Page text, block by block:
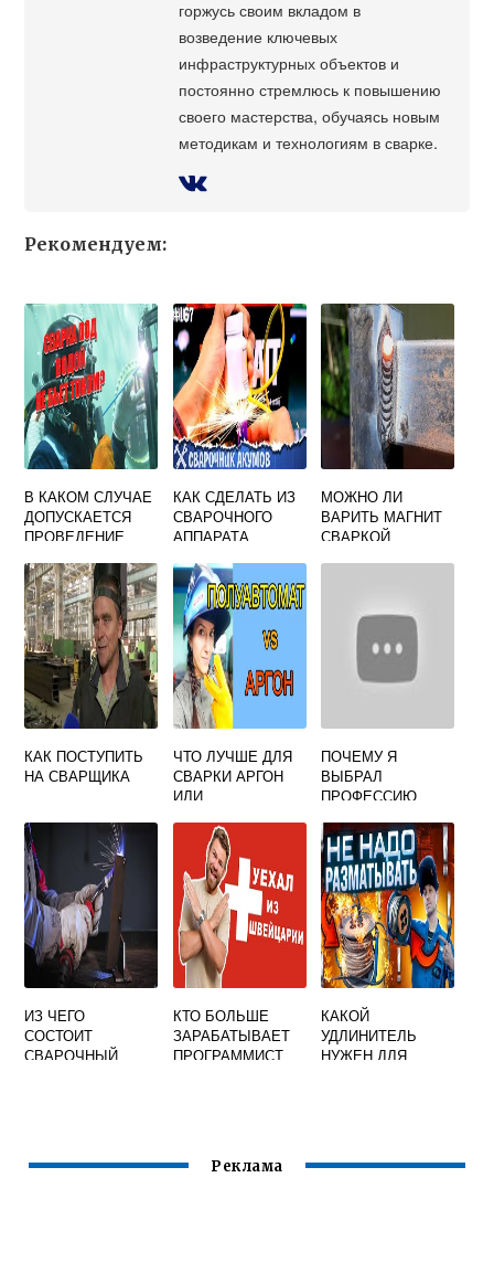
горжусь своим вкладом в
возведение ключевых
инфраструктурных объектов и
постоянно стремлюсь к повышению
своего мастерства, обучаясь новым
методикам и технологиям в сварке.
Рекомендуем:
В КАКОМ СЛУЧАЕ
ДОПУСКАЕТСЯ
ПРОВЕДЕНИЕ
РЕЗАТЕЛЬНЫХ
РАБОТ НА
ОБЪЕКТАХ
ЗАЩИТЫ
КАК СДЕЛАТЬ ИЗ
СВАРОЧНОГО
АППАРАТА
СВАРКУ СВОИМИ
РУКАМИ
МОЖНО ЛИ
ВАРИТЬ МАГНИТ
СВАРКОЙ
КАК ПОСТУПИТЬ
НА СВАРЩИКА
ЧТО ЛУЧШЕ ДЛЯ
СВАРКИ АРГОН
ИЛИ
ПОЧЕМУ Я
ВЫБРАЛ
ПРОФЕССИЮ
ПРЕЗЕНТАЦИЯ
ИЗ ЧЕГО
СОСТОИТ
СВАРОЧНЫЙ
КТО БОЛЬШЕ
ЗАРАБАТЫВАЕТ
ПРОГРАММИСТ
КАКОЙ
УДЛИНИТЕЛЬ
НУЖЕН ДЛЯ
Реклама